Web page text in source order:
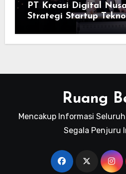
PT Kreasi Digital
Strategi Startup
Ruang
Mencakup Informasi
Segala Penjuru